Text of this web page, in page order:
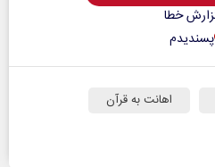
خطا
پسندیدم
اهانت به قرآن